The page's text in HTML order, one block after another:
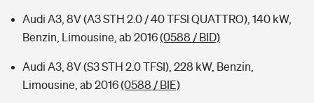
Audi A3, 8V (A3 STH 2.0 / 40 TFSI QUATTRO), 140 kW,
Benzin, Limousine, ab 2016(0588 / BID)
Audi A3, 8V (S3 STH 2.0 TFSI), 228 kW, Benzin,
Limousine, ab 2016(0588 / BIE)